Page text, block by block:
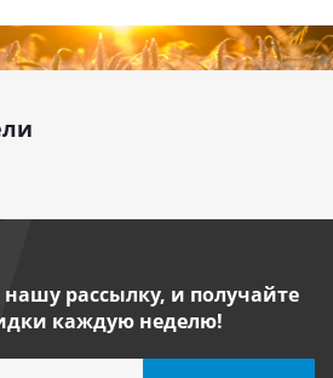
рассылку, и получайте
каждую неделю!